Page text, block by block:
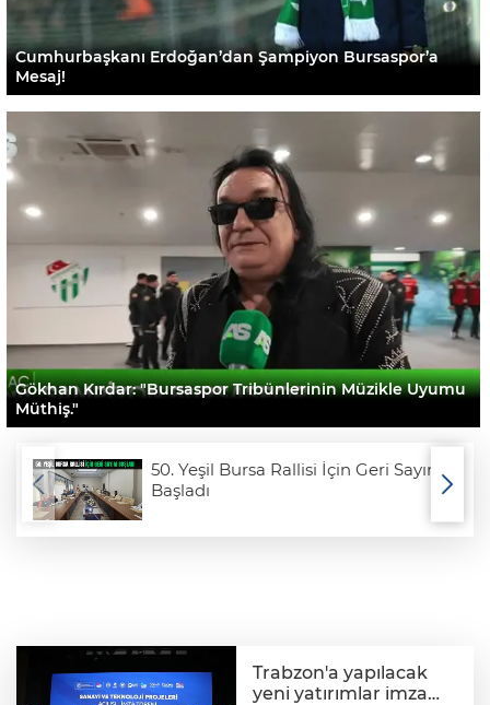
Cumhurbaşkanı Erdoğan’dan Şampiyon Bursaspor’a
Mesaj!
Gökhan Kırdar: "Bursaspor Tribünlerinin Müzikle Uyumu
Müthiş."
50. Yeşil Bursa Rallisi İçin Geri Sayım
Başladı
Trabzon'a yapılacak
yeni yatırımlar imza